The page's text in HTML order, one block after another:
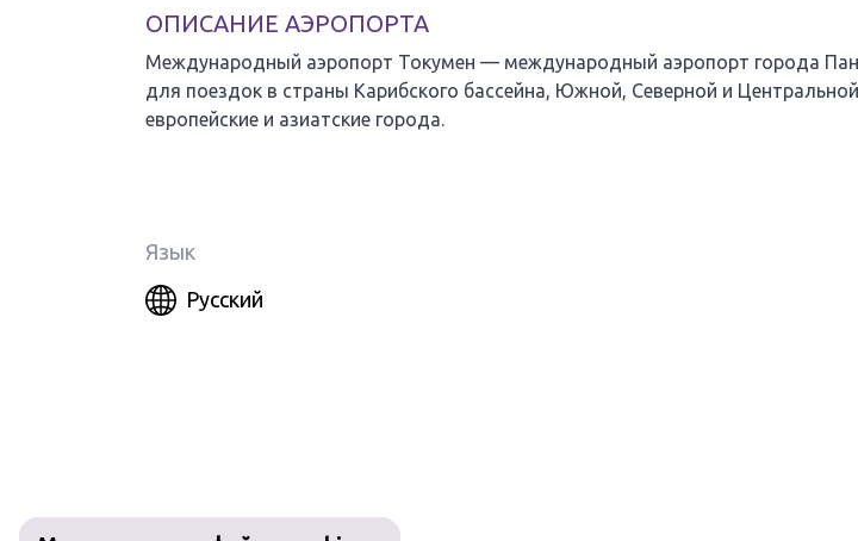
ОПИСАНИЕ АЭРОПОРТА
Международный аэропорт Токумен — международный аэропорт города
для поездок в страны Карибского бассейна, Южной, Северной и
европейские и азиатские города.
Язык
Русский